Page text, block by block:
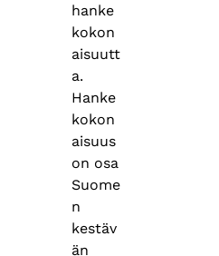
hanke
kokon
aisuutt
a.
Hanke
kokon
aisuus
on osa
Suome
n
kestäv
än